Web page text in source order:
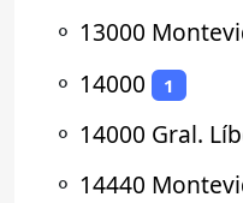
⚬ 13000
⚬ 14000 1
⚬ 14000 Gral.
⚬ 14440